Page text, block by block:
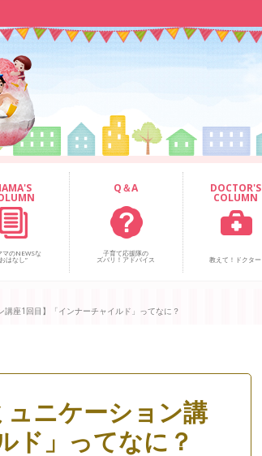
マのNEWSな
はなし”
Q＆A
子育て応援隊の
ズバリ！アドバイス
DOCTOR'S
COLUMN
教えて！ドクター
講座1回目】「インナーチャイルド」ってなに？
ュニケーション講
ド」ってなに？